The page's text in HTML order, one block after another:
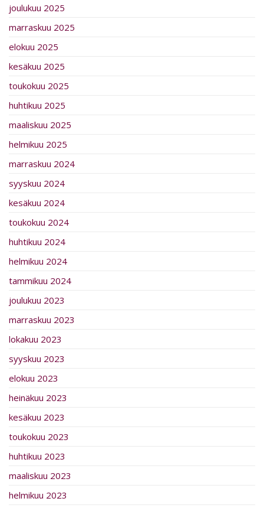
joulukuu 2025
marraskuu 2025
elokuu 2025
kesäkuu 2025
toukokuu 2025
huhtikuu 2025
maaliskuu 2025
helmikuu 2025
marraskuu 2024
syyskuu 2024
kesäkuu 2024
toukokuu 2024
huhtikuu 2024
helmikuu 2024
tammikuu 2024
joulukuu 2023
marraskuu 2023
lokakuu 2023
syyskuu 2023
elokuu 2023
heinäkuu 2023
kesäkuu 2023
toukokuu 2023
huhtikuu 2023
maaliskuu 2023
helmikuu 2023